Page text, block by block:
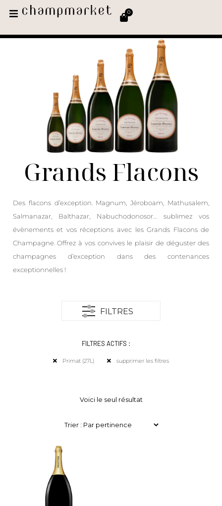
0
Grands Flacons
Des flacons d’exception. Magnum, Jéroboam, Mathusalem,
Salmanazar, Balthazar, Nabuchodonosor… sublimez vos
évènements et vos réceptions avec les Grands Flacons de
Champagne. Offrez à vos convives le plaisir de déguster des
champagnes d’exception dans des contenances
exceptionnelles !
FILTRES
FILTRES ACTIFS :
Primat (27L) supprimer les filtres
Voici le seul résultat